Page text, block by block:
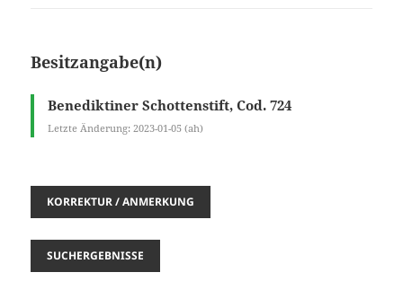
Besitzangabe(n)
Benediktiner Schottenstift, Cod. 724
Letzte Änderung: 2023-01-05 (ah)